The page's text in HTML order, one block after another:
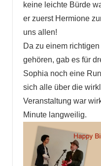
keine leichte Bürde
er zuerst Hermione
uns allen!
Da zu einem
gehören, gab es für
Sophia noch eine
sich alle über die
Veranstaltung war
Minute langweilig.